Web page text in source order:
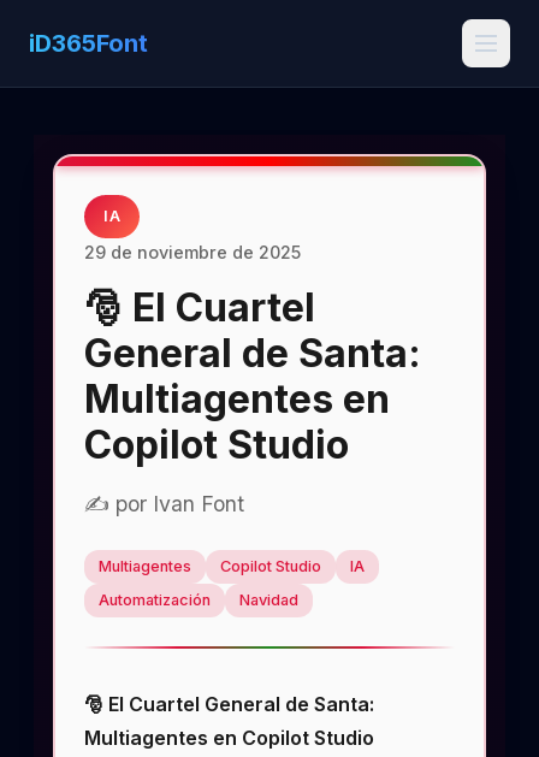
iD365Font
IA
29 de noviembre de 2025
🎅 El Cuartel
General de Santa:
Multiagentes en
Copilot Studio
✍️ por Ivan Font
Multiagentes Copilot Studio
IA
Automatización
Navidad
🎅 El Cuartel General de Santa:
Multiagentes en Copilot Studio